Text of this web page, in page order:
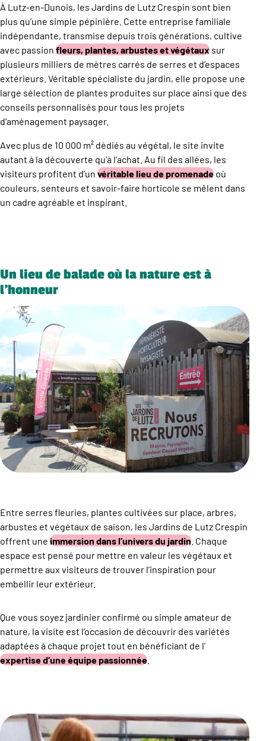
À Lutz-en-Dunois, les Jardins de Lutz Crespin sont bien
plus qu’une simple pépinière. Cette entreprise familiale
indépendante, transmise depuis trois générations, cultive
avec passion fleurs, plantes, arbustes et végétaux sur
plusieurs milliers de mètres carrés de serres et d’espaces
extérieurs. Véritable spécialiste du jardin, elle propose une
large sélection de plantes produites sur place ainsi que des
conseils personnalisés pour tous les projets
d’aménagement paysager.
Avec plus de 10 000 m² dédiés au végétal, le site invite
autant à la découverte qu’à l’achat. Au fil des allées, les
visiteurs profitent d’un véritable lieu de promenade où
couleurs, senteurs et savoir-faire horticole se mêlent dans
un cadre agréable et inspirant.
Un lieu de balade où la nature est à
l’honneur
Entre serres fleuries, plantes cultivées sur place, arbres,
arbustes et végétaux de saison, les Jardins de Lutz Crespin
offrent une immersion dans l’univers du jardin . Chaque
espace est pensé pour mettre en valeur les végétaux et
permettre aux visiteurs de trouver l’inspiration pour
embellir leur extérieur.
Que vous soyez jardinier confirmé ou simple amateur de
nature, la visite est l’occasion de découvrir des variétés
adaptées à chaque projet tout en bénéficiant de l’
expertise d’une équipe passionnée